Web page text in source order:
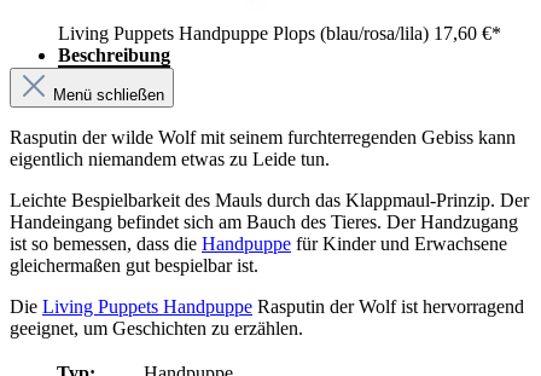
Living Puppets Handpuppe Plops (blau/rosa/lila) 17,60 €*
Beschreibung
Menü schließen
Rasputin der wilde Wolf mit seinem furchterregenden Gebiss kann
eigentlich niemandem etwas zu Leide tun.
Leichte Bespielbarkeit des Mauls durch das Klappmaul-Prinzip. Der
Handeingang befindet sich am Bauch des Tieres. Der Handzugang
ist so bemessen, dass die Handpuppe für Kinder und Erwachsene
gleichermaßen gut bespielbar ist.
Die Living Puppets Handpuppe Rasputin der Wolf ist hervorragend
geeignet, um Geschichten zu erzählen.